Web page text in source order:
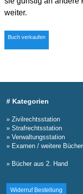
weiter.
Buch verkaufen
# Kategorien
» Zivilrechtsstation
» Strafrechtsstation
» Verwaltungsstation
» Examen / weitere Bücher
» Bücher aus 2. Hand
Widerruf Bestellung